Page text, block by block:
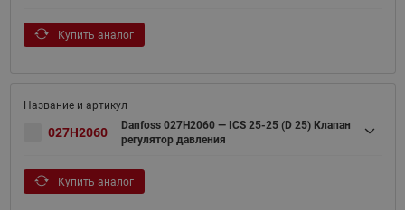
Купить аналог
027H2060
Danfoss 027H2060 — ICS 25-25 (D 25) Клапан
регулятор давления
Купить аналог